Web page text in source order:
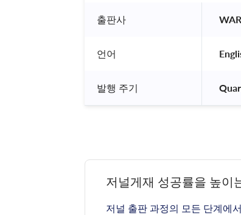
출판사
언어
발행 주기
저널게재 성공률을 높이
저널 출판 과정의 모든 단계에